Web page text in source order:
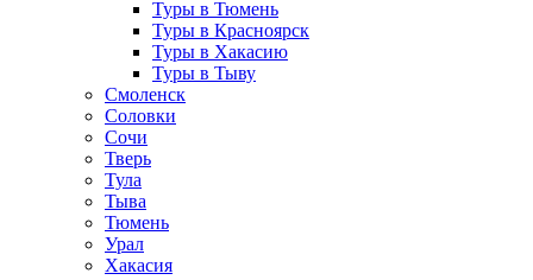
Туры в Тюмень
Туры в Красноярск
Туры в Хакасию
Туры в Тыву
Смоленск
Соловки
Сочи
Тверь
Тула
Тыва
Тюмень
Урал
Хакасия